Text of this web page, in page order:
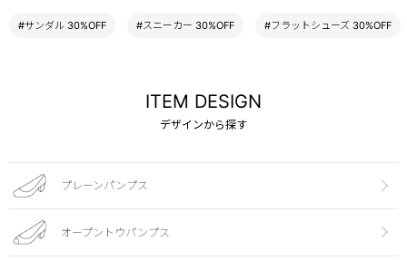
#サンダル 30%OFF #スニーカー 30%OFF #フラットシューズ 30%OFF
ITEM DESIGN
デザインから探す
プレーンパンプス
オープントウパンプス